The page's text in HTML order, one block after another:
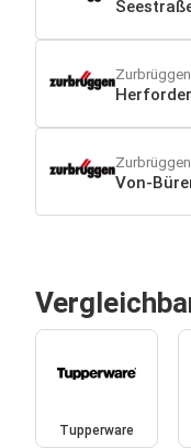
Zurbrüggen
Zurbrüggen
Von-
Tupperware